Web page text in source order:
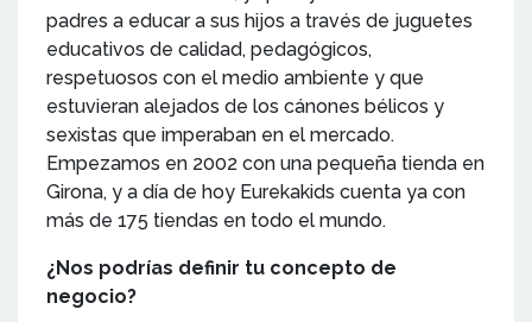
padres a educar a sus hijos a través de juguetes
educativos de calidad, pedagógicos,
respetuosos con el medio ambiente y que
estuvieran alejados de los cánones bélicos y
sexistas que imperaban en el mercado.
Empezamos en 2002 con una pequeña tienda en
Girona, y a día de hoy Eurekakids cuenta ya con
más de 175 tiendas en todo el mundo.
¿Nos podrías definir tu concepto de
negocio?